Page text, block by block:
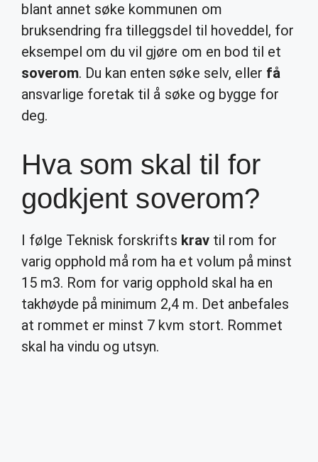
blant annet søke kommunen om
bruksendring fra tilleggsdel til hoveddel, for
eksempel om du vil gjøre om en bod til et
soverom. Du kan enten søke selv, eller få
ansvarlige foretak til å søke og bygge for
deg.
Hva som skal til for
godkjent soverom?
I følge Teknisk forskrifts kravtil rom for
varig opphold må rom ha et volum på minst
15 m3. Rom for varig opphold skal ha en
takhøyde på minimum 2,4 m. Det anbefales
at rommet er minst 7 kvm stort. Rommet
skal ha vindu og utsyn.